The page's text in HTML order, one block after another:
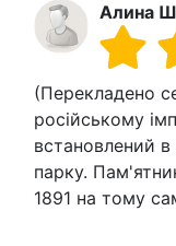
Алина
(Перекладено
російському
встановлений
парку.
1891 на тому